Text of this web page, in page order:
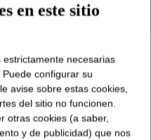
en este sitio
estrictamente necesarias
configurar su
avise sobre estas cookies,
del sitio no funcionen.
otras cookies (a saber,
y de publicidad) que nos